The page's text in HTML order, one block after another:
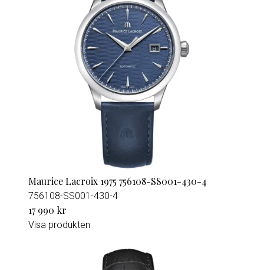
Maurice Lacroix 1975 756108-SS001-430-4
756108-SS001-430-4
17 990 kr
Visa produkten